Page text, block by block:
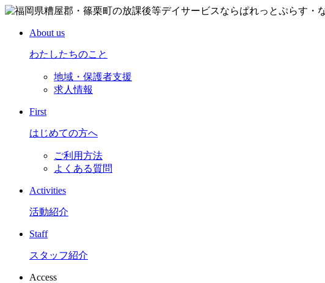
About us
わたしたちのこと
地域・保護者支援
求人情報
First
はじめての方へ
ご利用方法
よくある質問
Activities
活動紹介
Staff
スタッフ紹介
Access